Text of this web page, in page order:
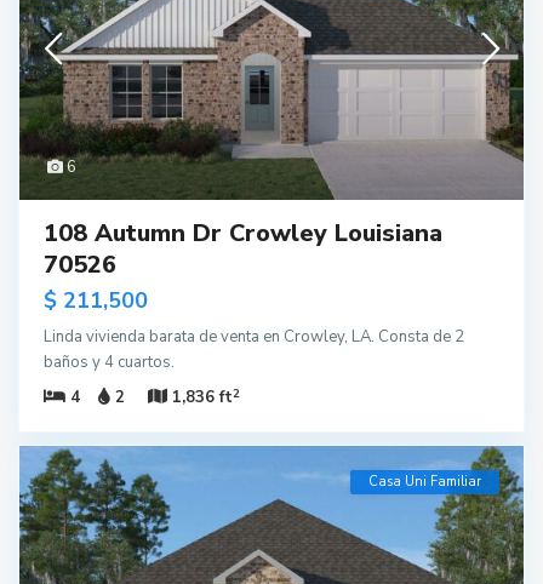
6
108 Autumn Dr Crowley Louisiana
70526
$ 211,500
Linda vivienda barata de venta en Crowley, LA. Consta de 2
baños y 4 cuartos.
4
2 1,836 ft2
Casa Uni Familiar